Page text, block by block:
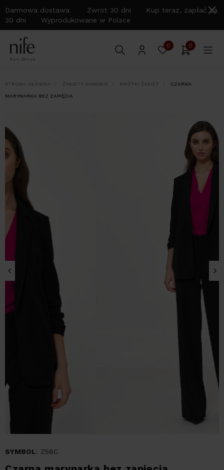
Darmowa dostawa Zwrot 30 dni Kup teraz, zapłać za
30 dni Wyprodukowane w Polsce
0 0
STRONA GŁÓWNA ŻAKIETY DAMSKIE KRÓTKI ŻAKIET CZARNA
MARYNARKA BEZ ZAPIĘCIA
SYMBOL: Z58C